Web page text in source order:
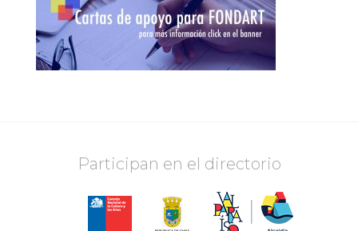
Participan en el directorio